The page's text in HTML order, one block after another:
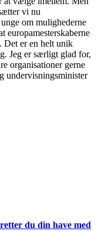
vi nu
om mulighederne
europamesterskaberne
Det er en helt unik
Jeg er særligt glad for,
organisationer gerne
undervisningsminister
du din have med